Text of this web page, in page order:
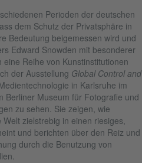
Perioden der deutschen
dem Schutz der Privatsphäre in
Bedeutung beigemessen wird und
Edward Snowden mit besonderer
Reihe von Kunstinstitutionen
der Ausstellung Global Control and
in Karlsruhe im
Berliner Museum für Fotografie und
zu sehen. Sie zeigen, wie
zielstrebig in einen riesiges,
und berichten über den Reiz und
durch die Benutzung von